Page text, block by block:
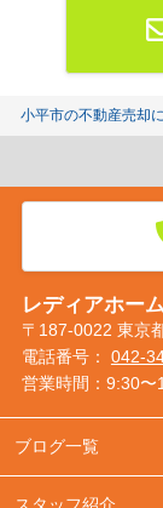
小平市の不動産売却
レディアホー
〒187-0022 東京
電話番号： 042-
営業時間：9:30〜
ブログ一覧